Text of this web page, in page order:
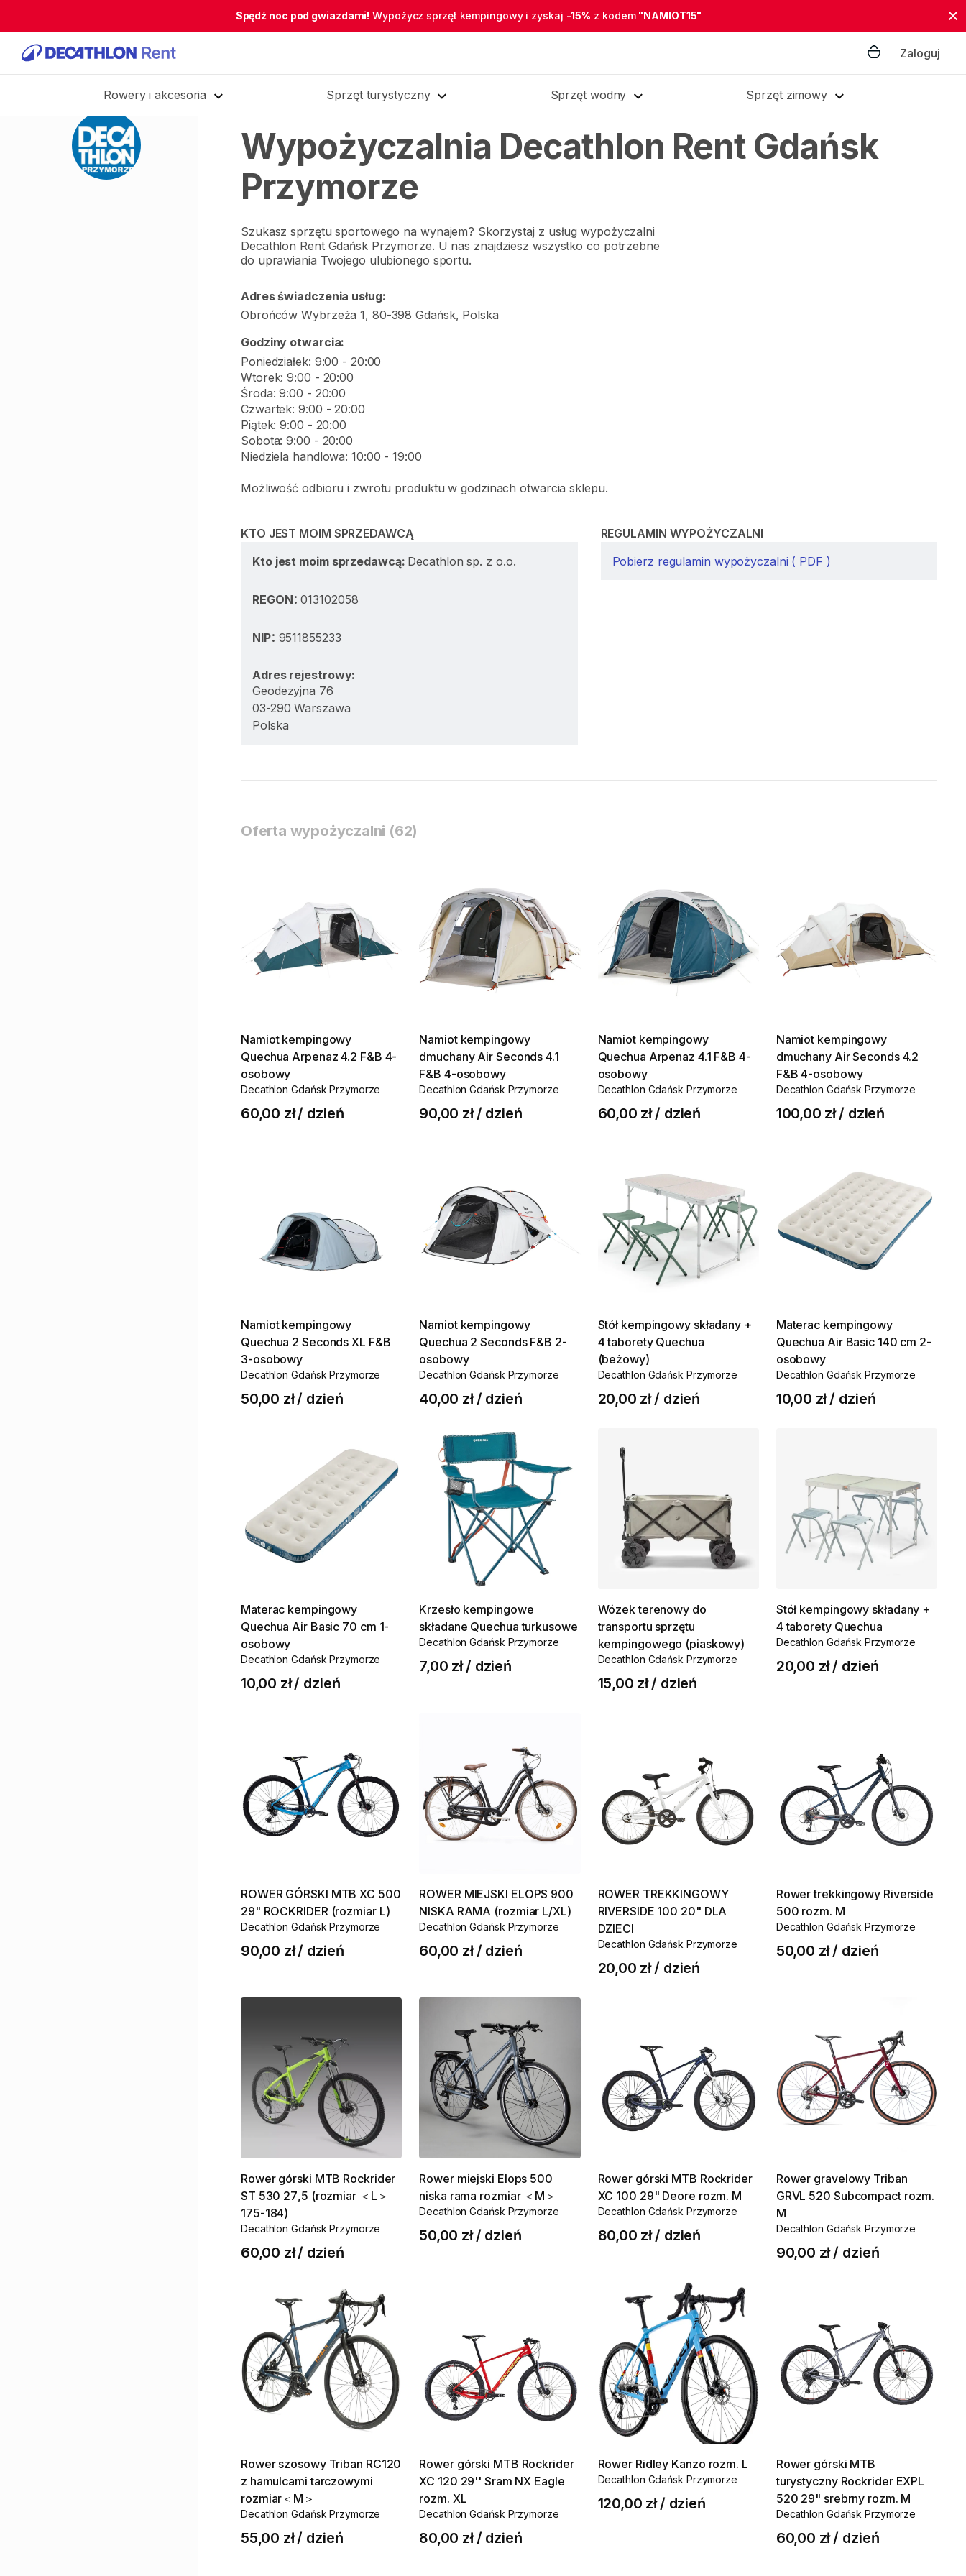
Spędź noc pod gwiazdami! Wypożycz sprzęt kempingowy i zyskaj -15% z kodem "NAMIOT15"
Zaloguj
Rowery i akcesoria Sprzęt turystyczny Sprzęt wodny Sprzęt zimowy
Wypożyczalnia Decathlon Rent Gdańsk
Przymorze
Szukasz sprzętu sportowego na wynajem? Skorzystaj z usług wypożyczalni
Decathlon Rent Gdańsk Przymorze. U nas znajdziesz wszystko co potrzebne
do uprawiania Twojego ulubionego sportu.
Adres świadczenia usług:
Obrońców Wybrzeża 1, 80-398 Gdańsk, Polska
Godziny otwarcia:
Poniedziałek: 9:00 - 20:00
Wtorek: 9:00 - 20:00
Środa: 9:00 - 20:00
Czwartek: 9:00 - 20:00
Piątek: 9:00 - 20:00
Sobota: 9:00 - 20:00
Niedziela handlowa: 10:00 - 19:00
Możliwość odbioru i zwrotu produktu w godzinach otwarcia sklepu.
KTO JEST MOIM SPRZEDAWCĄ
Kto jest moim sprzedawcą: Decathlon sp. z o.o.
REGON:013102058
NIP: 9511855233
Adres rejestrowy:
Geodezyjna 76
03-290 Warszawa
Polska
REGULAMIN WYPOŻYCZALNI
Pobierz regulamin wypożyczalni ( PDF )
Oferta wypożyczalni (62)
Namiot kempingowy
Quechua Arpenaz 4.2 F&B 4-
osobowy
Decathlon Gdańsk Przymorze
60,00 zł/ dzień
Namiot kempingowy
dmuchany Air Seconds 4.1
F&B 4-osobowy
Decathlon Gdańsk Przymorze
90,00 zł / dzień
Namiot kempingowy
Quechua Arpenaz 4.1 F&B 4-
osobowy
Decathlon Gdańsk Przymorze
60,00 zł / dzień
Namiot kempingowy
dmuchany AirSeconds 4.2
F&B 4-osobowy
Decathlon Gdańsk Przymorze
100,00 zł / dzień
Namiot kempingowy
Quechua 2 Seconds XL F&B
3-osobowy
Decathlon Gdańsk Przymorze
50,00 zł/ dzień
Namiot kempingowy
Quechua 2 Seconds F&B 2-
osobowy
Decathlon Gdańsk Przymorze
40,00 zł / dzień
Stół kempingowy składany +
4 taborety Quechua
(beżowy)
Decathlon Gdańsk Przymorze
20,00 zł / dzień
Materac kempingowy
Quechua Air Basic 140 cm 2-
osobowy
Decathlon Gdańsk Przymorze
10,00 zł / dzień
Materac kempingowy
Quechua Air Basic 70 cm 1-
osobowy
Decathlon Gdańsk Przymorze
10,00 zł/ dzień
Krzesło kempingowe
składane Quechua turkusowe
Decathlon Gdańsk Przymorze
7,00 zł / dzień
Wózekterenowy do
transportu sprzętu
kempingowego (piaskowy)
Decathlon Gdańsk Przymorze
15,00 zł / dzień
Stół kempingowy składany +
4 taborety Quechua
Decathlon Gdańsk Przymorze
20,00 zł / dzień
ROWER GÓRSKI MTB XC 500
29" ROCKRIDER (rozmiar L)
Decathlon Gdańsk Przymorze
90,00 zł/ dzień
ROWER MIEJSKI ELOPS 900
NISKA RAMA (rozmiar L​/​XL)
Decathlon Gdańsk Przymorze
60,00 zł / dzień
ROWER TREKKINGOWY
RIVERSIDE 100 20" DLA
DZIECI
Decathlon Gdańsk Przymorze
20,00 zł / dzień
Rower trekkingowy Riverside
500 rozm. M
Decathlon Gdańsk Przymorze
50,00 zł / dzień
Rower górski MTB Rockrider
ST 530 27​,​5 (rozmiar ＜L＞
175-184)
Decathlon Gdańsk Przymorze
60,00 zł/ dzień
Rower miejski Elops 500
niska rama rozmiar ＜M＞
Decathlon Gdańsk Przymorze
50,00 zł / dzień
Rower górski MTB Rockrider
XC 100 29" Deore rozm. M
Decathlon Gdańsk Przymorze
80,00 zł / dzień
Rower gravelowy Triban
GRVL 520 Subcompact rozm.
M
Decathlon Gdańsk Przymorze
90,00 zł / dzień
Rower szosowy Triban RC120
z hamulcami tarczowymi
rozmiar＜M＞
Decathlon Gdańsk Przymorze
55,00 zł/ dzień
Rower górski MTB Rockrider
XC 120 29'' Sram NX Eagle
rozm. XL
Decathlon Gdańsk Przymorze
80,00 zł / dzień
Rower Ridley Kanzo rozm. L
Decathlon Gdańsk Przymorze
120,00 zł / dzień
Rower górski MTB
turystyczny Rockrider EXPL
520 29" srebrny rozm. M
Decathlon Gdańsk Przymorze
60,00 zł / dzień